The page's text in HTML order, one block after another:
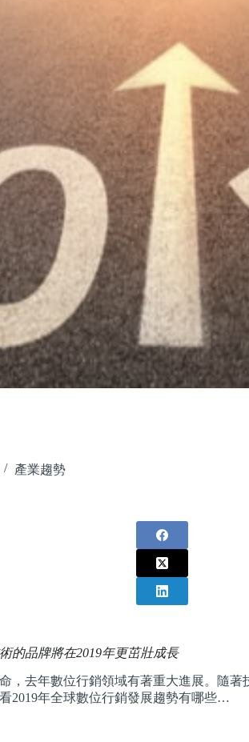
產業趨勢
的品牌將在2019年更茁壯成長
，去年數位行銷領域有著重大進展。隨著
2019年全球數位行銷發展趨勢有哪些…